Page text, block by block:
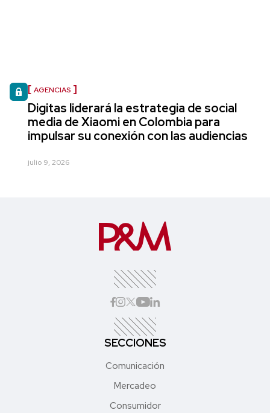
AGENCIAS
Digitas liderará la estrategia de social
media de Xiaomi en Colombia para
impulsar su conexión con las audiencias
julio 9, 2026
SECCIONES
Comunicación
Mercadeo
Consumidor